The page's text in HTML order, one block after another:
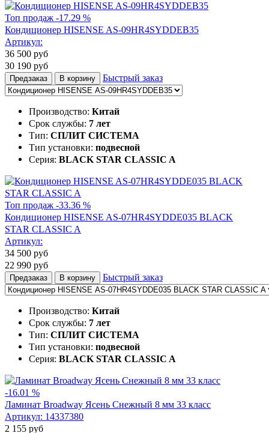
Топ продаж -17.29 %
Кондиционер HISENSE AS-09HR4SYDDEB35
Артикул:
36 500 руб
30 190 руб
Предзаказ В корзину Быстрый заказ
Производство: Китай
Срок службы: 7 лет
Тип: СПЛИТ СИСТЕМА
Тип установки: подвесной
Серия: BLACK STAR CLASSIC A
Топ продаж -33.36 %
Кондиционер HISENSE AS-07HR4SYDDE035 BLACK
STAR CLASSIC A
Артикул:
34 500 руб
22 990 руб
Предзаказ В корзину Быстрый заказ
Производство: Китай
Срок службы: 7 лет
Тип: СПЛИТ СИСТЕМА
Тип установки: подвесной
Серия: BLACK STAR CLASSIC A
-16.01 %
Ламинат Broadway Ясень Снежный 8 мм 33 класс
Артикул: 14337380
2 155 руб